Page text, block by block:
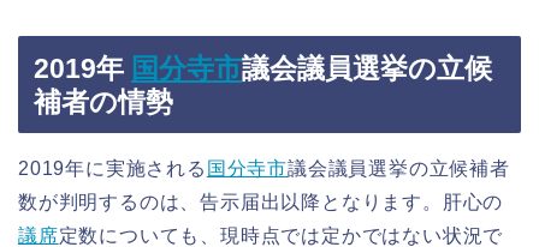
2019年 国分寺市議会議員選挙の立候
補者の情勢
2019年に実施される 国分寺市議会議員選挙の立候補者
数が判明するのは、告示届出以降となります。肝心の
議席定数についても、現時点では定かではない状況で